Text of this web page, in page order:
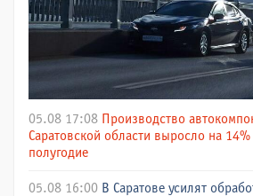
05.08 17:08 Производство
Саратовской области выросло на
полугодие
05.08 16:00 В Саратове усилят